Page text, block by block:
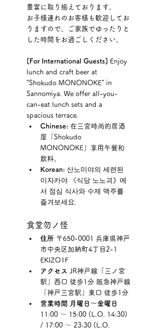
豊富に取り揃えております。
お子様連れのお客様も歓迎してお
りますので、ご家族でゆったりと
した時間をお過ごしください。
[For International Guests] Enjoy
lunch and craft beer at
"Shokudo MONONOKE" in
Sannomiya. We offer all-you-
can-eat lunch sets and a
spacious terrace.
Chinese: 在三宮時尚的居酒
屋「Shokudo
MONONOKE」享用午餐和
飲料。
Korean: 산노미야의 세련된
이자카야 《식당 노노괴》에
서 점심 식사와 수제 맥주를
즐겨보세요.
食堂勿ノ怪
住所 〒650-0001 兵庫県神戸
市中央区加納町4丁目2-1
EKIZO1F
アクセス JR神戸線「三ノ宮
駅」西口 徒歩1分 阪急神戸線
「神戸三宮駅」東口 徒歩1分
営業時間 月曜日～金曜日
11:00 ～ 15:00 (L.O. 14:30)
/ 17:00 ～ 23:30 (L.O.